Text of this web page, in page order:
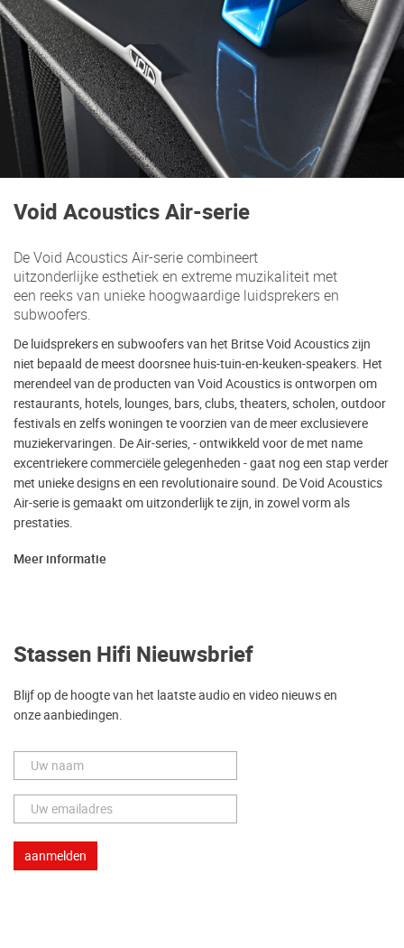
Void Acoustics Air-serie
De Void Acoustics Air-serie combineert
uitzonderlijke esthetiek en extreme muzikaliteit met
een reeks van unieke hoogwaardige luidsprekers en
subwoofers.
De luidsprekers en subwoofers van het Britse Void Acoustics zijn
niet bepaald de meest doorsnee huis-tuin-en-keuken-speakers. Het
merendeel van de producten van Void Acoustics is ontworpen om
restaurants, hotels, lounges, bars, clubs, theaters, scholen, outdoor
festivals en zelfs woningen te voorzien van de meer exclusievere
muziekervaringen. De Air-series, - ontwikkeld voor de met name
excentriekere commerciële gelegenheden - gaat nog een stap verder
met unieke designs en een revolutionaire sound. De Void Acoustics
Air-serie is gemaakt om uitzonderlijk te zijn, in zowel vorm als
prestaties.
Meer informatie
Stassen Hifi Nieuwsbrief
Blijf op de hoogte van het laatste audio en video nieuws en
onze aanbiedingen.